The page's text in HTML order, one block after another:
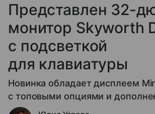
Представлен 32-
монитор Skyworth
с подсветкой
для клавиатуры
Новинка обладает дисплеем
с топовыми опциями и